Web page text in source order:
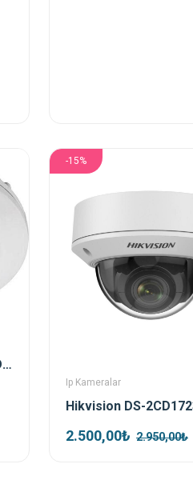
Hikvision DS-2CD2955FWD-IS 5mp 1.05 Mm Fisheye Ip Kamera
-15%
Ip Kameralar
2.500,00₺ 2.950,00₺